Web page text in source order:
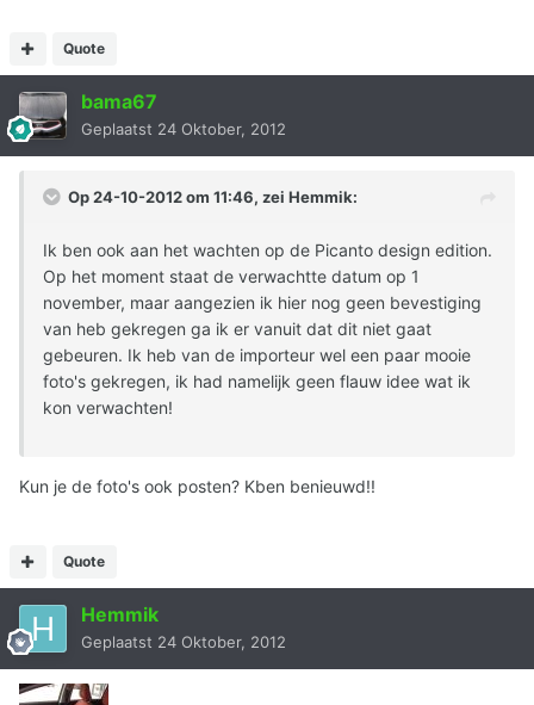
Quote
bama67
Geplaatst 24 Oktober, 2012
Op 24-10-2012 om 11:46, zei Hemmik:
Ik ben ook aan het wachten op de Picanto design edition.
Op het moment staat de verwachtte datum op 1
november, maar aangezien ik hier nog geen bevestiging
van heb gekregen ga ik er vanuit dat dit niet gaat
gebeuren. Ik heb van de importeur wel een paar mooie
foto's gekregen, ik had namelijk geen flauw idee wat ik
kon verwachten!
Kun je de foto's ook posten? Kben benieuwd!!
Quote
Hemmik
Geplaatst 24 Oktober, 2012